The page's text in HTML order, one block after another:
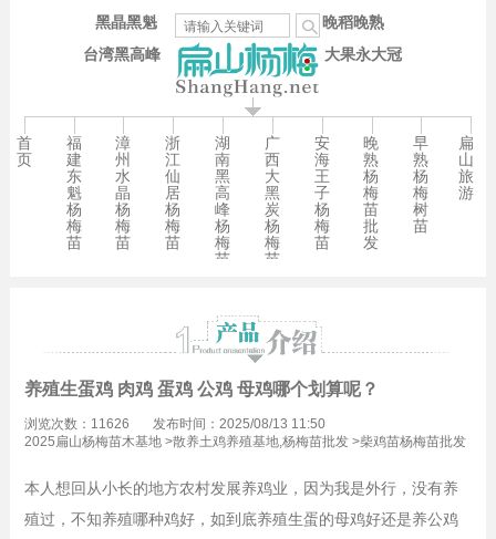
台湾黑高峰
晚稻晚熟
大果永大冠
黑晶黑魁
首
页
福
建
东
魁
杨
梅
苗
漳
州
水
晶
杨
梅
苗
浙
江
仙
居
杨
梅
苗
湖
南
黑
高
峰
杨
梅
苗
广
西
大
黑
炭
杨
梅
苗
安
海
王
子
杨
梅
苗
晚
熟
杨
梅
苗
批
发
早
熟
杨
梅
树
苗
扁
山
旅
游
养殖生蛋鸡 肉鸡 蛋鸡 公鸡 母鸡哪个划算呢？
浏览次数：11626
发布时间：2025/08/13 11:50
2025扁山杨梅苗木基地>散养土鸡养殖基地,杨梅苗批发>柴鸡苗杨梅苗批发
本人想回从小长的地方农村发展养鸡业，因为我是外行，没有养
殖过，不知养殖哪种鸡好，如到底养殖生蛋的母鸡好还是养公鸡